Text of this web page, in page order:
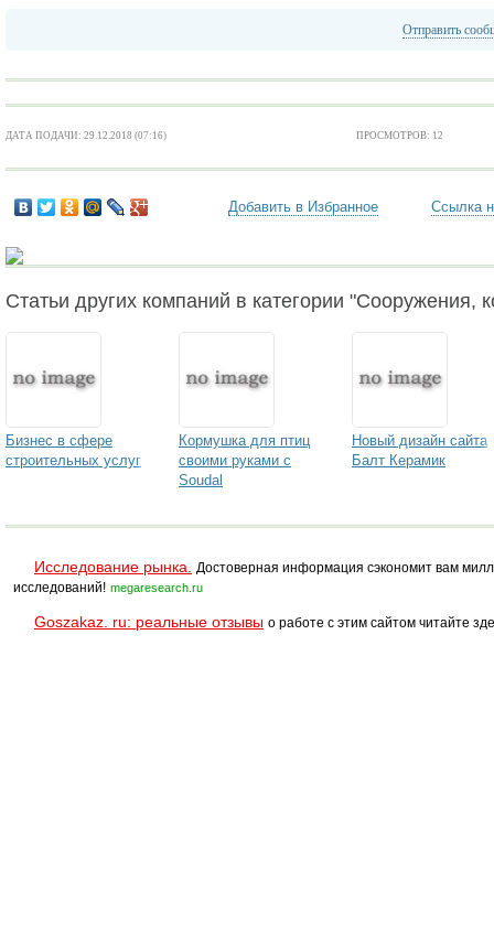
Отправить
ДАТА ПОДАЧИ: 29.12.2018 (07:16) ПРОСМОТРОВ: 12
Добавить в Избранное Ссылка
Статьи других компаний в категории "Сооружения,
Бизнес в сфере
строительных услуг
Кормушка для птиц
своими руками с
Soudal
Новый дизайн сайта
Балт Керамик
Исследование рынка.
Достоверная информация сэкономит вам
исследований! megaresearch.ru
Goszakaz. ru: реальные отзывы о работе с этим сайтом читайте